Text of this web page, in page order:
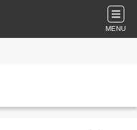
MENU